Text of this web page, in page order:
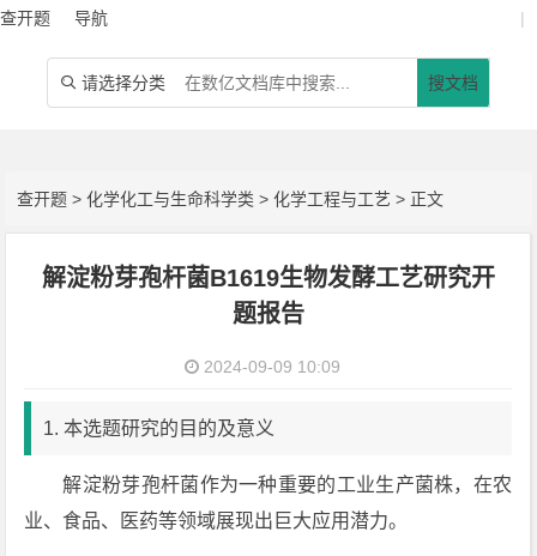
查开题 导航 |
 请选择分类 搜文档
查开题 >化学化工与生命科学类 >化学工程与工艺 > 正文
解淀粉芽孢杆菌B1619生物发酵工艺研究开
题报告
2024-09-09 10:09
1. 本选题研究的目的及意义
解淀粉芽孢杆菌作为一种重要的工业生产菌株，在农
业、食品、医药等领域展现出巨大应用潜力。